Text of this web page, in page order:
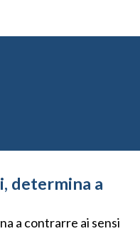
determina a
a contrarre ai sensi